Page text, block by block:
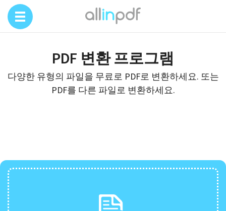
PDF 변환 프로그램
다양한 유형의 파일을 무료로 PDF로 변환하세요. 또는
PDF를 다른 파일로 변환하세요.